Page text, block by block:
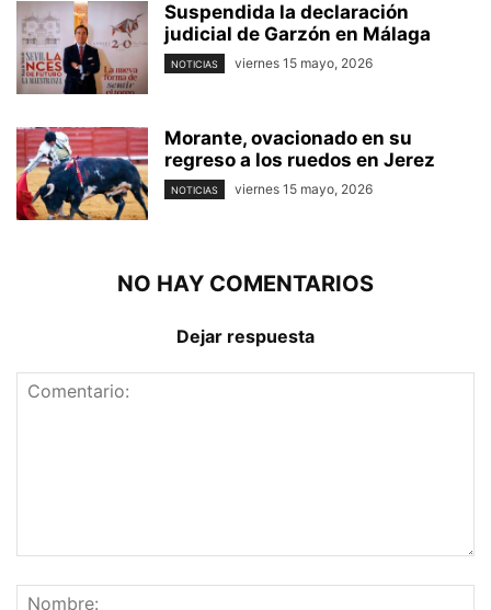
Suspendida la declaración
judicial de Garzón en Málaga
NOTICIAS viernes 15 mayo, 2026
Morante, ovacionado en su
regreso a los ruedos en Jerez
NOTICIAS viernes 15 mayo, 2026
NO HAY COMENTARIOS
Dejar respuesta